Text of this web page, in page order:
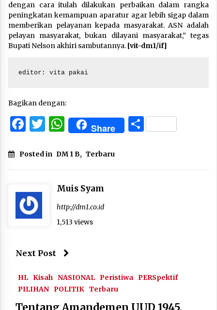
dengan cara itulah dilakukan perbaikan dalam rangka
peningkatan kemampuan aparatur agar lebih sigap dalam
memberikan pelayanan kepada masyarakat. ASN adalah
pelayan masyarakat, bukan dilayani masyarakat,” tegas
Bupati Nelson akhiri sambutannya. [vit-dm1/if]
editor: vita pakai
Bagikan dengan:
Facebook
Twitter
WhatsApp
Share Share
Posted in DM 1 B, Terbaru
Muis Syam
http://dm1.co.id
1,513 views
Next Post
HL Kisah NASIONAL Peristiwa PERSpektif
PILIHAN POLITIK Terbaru